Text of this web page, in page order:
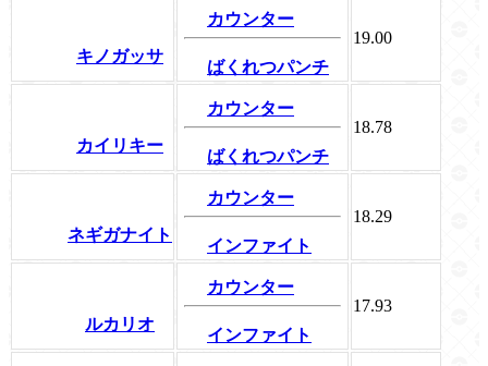
キノガッサ
カウンター
ばくれつパンチ
19.00
カイリキー
カウンター
ばくれつパンチ
18.78
ネギガナイト
カウンター
インファイト
18.29
ルカリオ
カウンター
インファイト
17.93